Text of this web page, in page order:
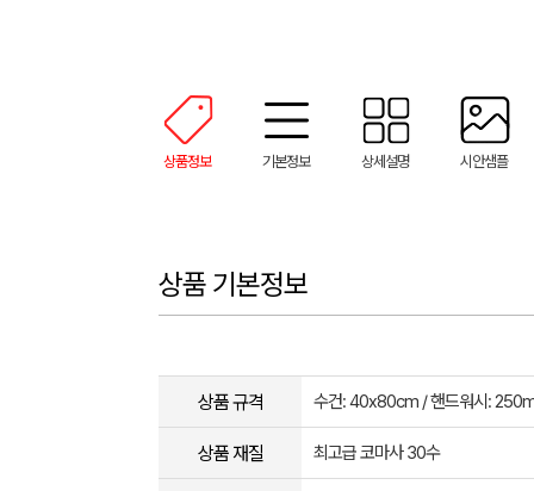
상품정보 기본정보 상세설명 시안샘플
상품 기본정보
상품 규격 수건: 40x80cm / 핸드워시:
상품 재질 최고급 코마사 30수